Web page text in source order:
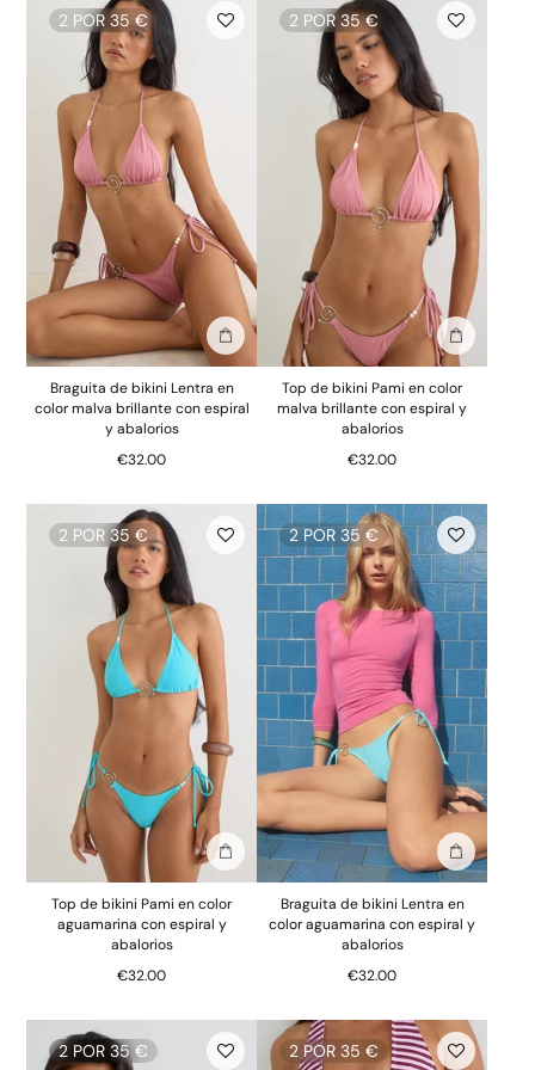
2 POR 35 €
Añadir a la bolsa
Braguita de bikini Lentra en
color malva brillante con espiral
y abalorios
€32.00
2 POR 35 €
Añadir a la
Top de bikini Pami en color
malva brillante con espiral y
abalorios
€32.00
2 POR 35 €
Añadir a la bolsa
Top de bikini Pami en color
aguamarina con espiral y
abalorios
€32.00
2 POR 35 €
Añadir a la
Braguita de bikini Lentra en
color aguamarina con espiral y
abalorios
€32.00
2 POR 35 € 2 POR 35 €